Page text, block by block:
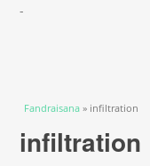
-
You are here
Fandraisana » infiltration
infiltration